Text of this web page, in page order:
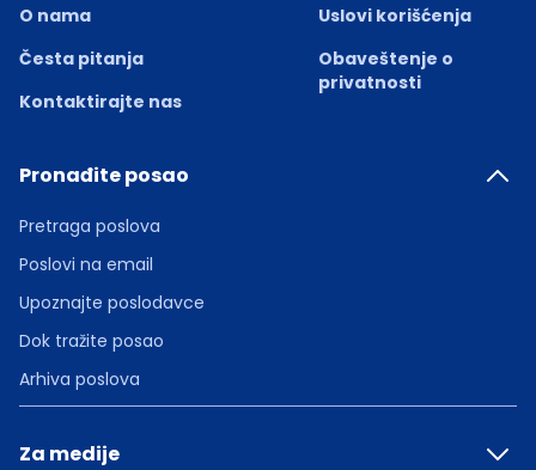
O nama
Česta pitanja
Kontaktirajte nas
Uslovi korišćenja
Obaveštenje o
privatnosti
Pronađite posao
Pretraga poslova
Poslovi na email
Upoznajte poslodavce
Dok tražite posao
Arhiva poslova
Za medije